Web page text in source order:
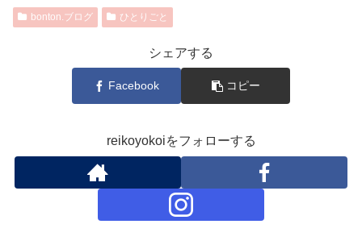
bonton.ブログ ひとりごと
シェアする
Facebook コピー
reikoyokoiをフォローする